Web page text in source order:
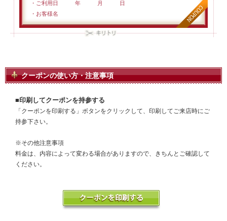
・ご利用日 年 月 日
・お客様名
クーポンの使い方・注意事項
■印刷してクーポンを持参する
「クーポンを印刷する」ボタンをクリックして、印刷してご来店時にご
持参下さい。
※その他注意事項
料金は、内容によって変わる場合がありますので、きちんとご確認して
ください。